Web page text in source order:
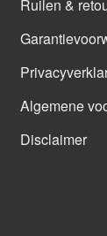
Ruilen &
Algemene
Disclaimer